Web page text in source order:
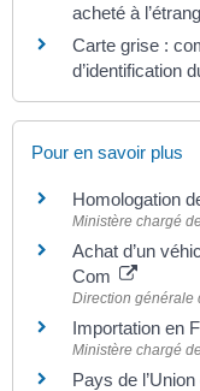
acheté à
Carte grise :
d’identification
Pour en savoir plus
Homologation
Ministère chargé
Achat d’un
Com
Direction générale
Importation en
Ministère chargé
Pays de